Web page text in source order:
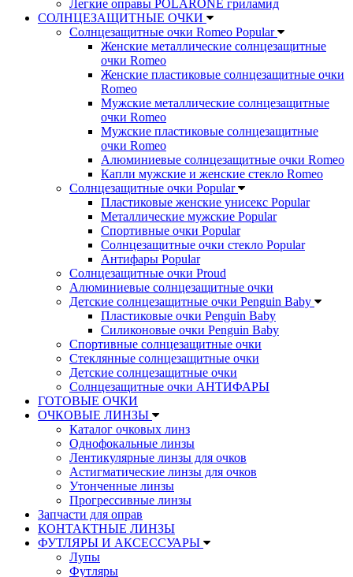
Легкие оправы POLARONE гриламид
СОЛНЦЕЗАЩИТНЫЕ ОЧКИ
Солнцезащитные очки Romeo Popular
Женские металлические солнцезащитные
очки Romeo
Женские пластиковые солнцезащитные очки
Romeo
Мужские металлические солнцезащитные
очки Romeo
Мужские пластиковые солнцезащитные
очки Romeo
Алюминиевые солнцезащитные очки Romeo
Капли мужские и женские стекло Romeo
Солнцезащитные очки Popular
Пластиковые женские унисекс Popular
Металлические мужские Popular
Спортивные очки Popular
Солнцезащитные очки стекло Popular
Aнтифары Popular
Солнцезащитные очки Proud
Алюминиевые солнцезащитные очки
Детские солнцезащитные очки Penguin Baby
Пластиковые очки Penguin Baby
Силиконовые очки Penguin Baby
Спортивные солнцезащитные очки
Стеклянные солнцезащитные очки
Детские солнцезащитные очки
Солнцезащитные очки АНТИФАРЫ
ГОТОВЫЕ ОЧКИ
ОЧКОВЫЕ ЛИНЗЫ
Каталог очковых линз
Однофокальные линзы
Лентикулярные линзы для очков
Астигматические линзы для очков
Утонченные линзы
Прогрессивные линзы
Запчасти для оправ
КОНТАКТНЫЕ ЛИНЗЫ
ФУТЛЯРЫ И АКСЕССУАРЫ
Лупы
Футляры